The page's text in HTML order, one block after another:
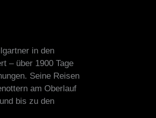
in den
– über 1900 Tage
Seine Reisen
am Oberlauf
bis zu den